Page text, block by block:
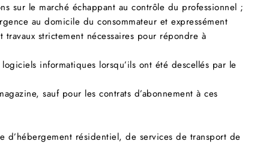
sur le marché échappant au contrôle du professionnel ;
au domicile du consommateur et expressément
strictement nécessaires pour répondre à
informatiques lorsqu’ils ont été descellés par le
sauf pour les contrats d’abonnement à ces
d’hébergement résidentiel, de services de transport de